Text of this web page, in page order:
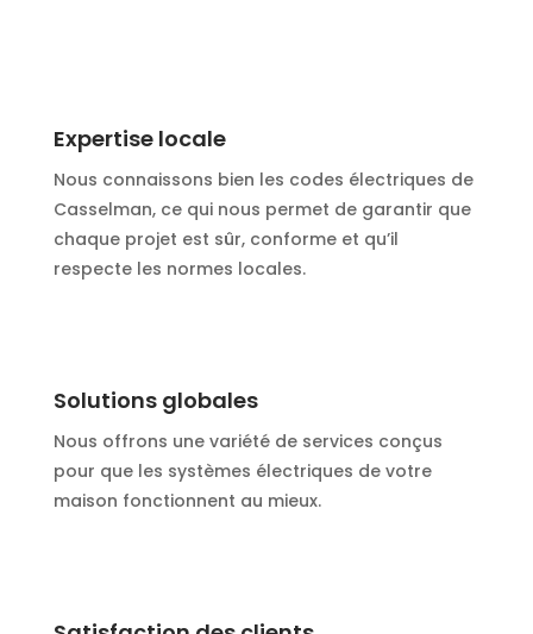
Expertise locale
Nous connaissons bien les codes électriques de
Casselman, ce qui nous permet de garantir que
chaque projet est sûr, conforme et qu’il
respecte les normes locales.
Solutions globales
Nous offrons une variété de services conçus
pour que les systèmes électriques de votre
maison fonctionnent au mieux.